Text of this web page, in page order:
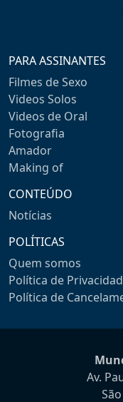
PARA ASSINANTES
Filmes de Sexo
Videos Solos
Videos de Oral
Fotografia
Amador
Making of
CONTEÚDO
Notícias
POLÍTICAS
Quem somos
Política de
Política de
Av.